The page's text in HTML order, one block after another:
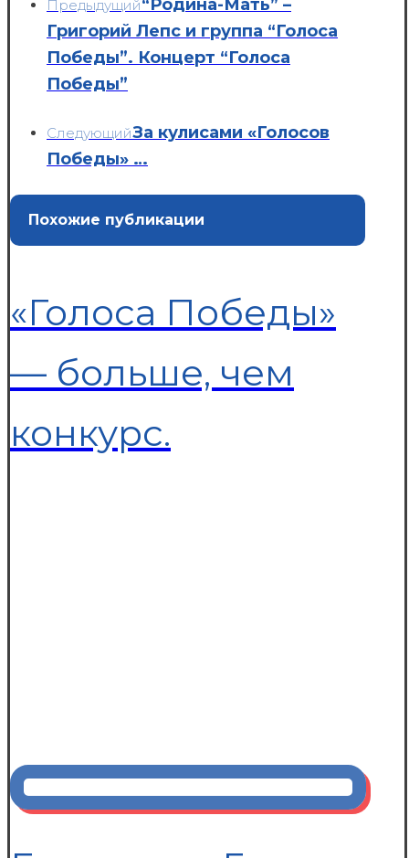
Предыдущий“Родина-Мать” –
Григорий Лепс и группа “Голоса
Победы”. Концерт “Голоса
Победы”
СледующийЗа кулисами «Голосов
Победы» …
Похожие публикации
«Голоса Победы»
— больше, чем
конкурс.